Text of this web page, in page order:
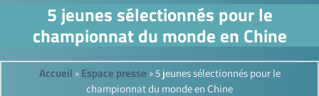
5 jeunes sélectionnés pour le
championnat du monde en Chine
Accueil » Espace presse »5 jeunes sélectionnés pour le
championnat du monde en Chine